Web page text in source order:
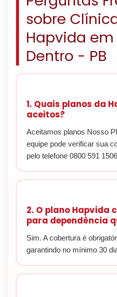
sobre
Hapvida
Dentro - PB
1. Quais planos da
aceitos?
Aceitamos planos Nosso
equipe pode verificar sua
pelo telefone 0800 591
2. O plano Hapvida
para dependência
Sim. A cobertura é
garantindo no mínimo 30